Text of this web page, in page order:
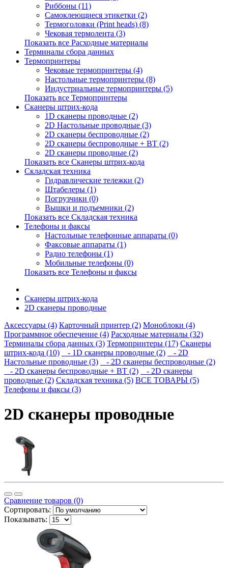
Риббоны (11)
Самоклеющиеся этикетки (2)
Термоголовки (Print heads) (8)
Чековая термолента (3)
Показать все Расходные материалы
Терминалы сбора данных
Термопринтеры
Чековые термопринтеры (4)
Настольные термопринтеры (8)
Индустриальные термопринтеры (5)
Показать все Термопринтеры
Сканеры штрих-кода
1D сканеры проводные (2)
2D Настольные проводные (3)
2D сканеры беспроводные (2)
2D сканеры беспроводные + BT (2)
2D сканеры проводные (2)
Показать все Сканеры штрих-кода
Складская техника
Гидравлические тележки (2)
Штабелеры (1)
Погрузчики (0)
Вышки и подъемники (2)
Показать все Складская техника
Телефоны и факсы
Настольные телефонные аппараты (0)
Факсовые аппараты (1)
Радио телефоны (1)
Мобильные телефоны (0)
Показать все Телефоны и факсы
Сканеры штрих-кода
2D сканеры проводные
Аксессуары (4) Карточный принтер (2) Моноблоки (4)
Программное обеспечение (4) Расходные материалы (32)
Терминалы сбора данных (3) Термопринтеры (17) Сканеры
штрих-кода (10)
- 1D сканеры проводные (2)
- 2D
Настольные проводные (3)
- 2D сканеры беспроводные (2)
- 2D сканеры беспроводные + BT (2)
- 2D сканеры
проводные (2) Складская техника (5) ВСЕ ТОВАРЫ (5)
Телефоны и факсы (3)
2D сканеры проводные
Сравнение товаров (0)
Сортировать:
Показывать: